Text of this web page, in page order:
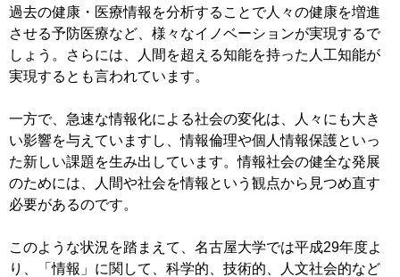
過去の健康・医療情報を分析することで人々の健康を増進
させる予防医療など、様々なイノベーションが実現するで
しょう。さらには、人間を超える知能を持った人工知能が
実現するとも言われています。
一方で、急速な情報化による社会の変化は、人々にも大き
い影響を与えていますし、情報倫理や個人情報保護といっ
た新しい課題を生み出しています。情報社会の健全な発展
のためには、人間や社会を情報という観点から見つめ直す
必要があるのです。
このような状況を踏まえて、名古屋大学では平成29年度よ
り、「情報」に関して、科学的、技術的、人文社会的など